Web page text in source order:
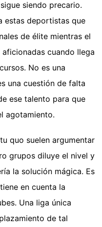
siendo precario.
estas deportistas que
de élite mientras el
cuando llega
No es una
una cuestión de falta
ese talento para que
agotamiento.
quo suelen argumentar
grupos diluye el nivel y
la solución mágica. Es
en cuenta la
Una liga única
de tal